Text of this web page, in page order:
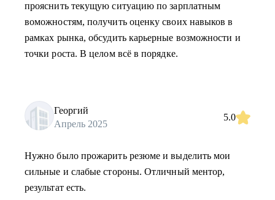
прояснить текущую ситуацию по зарплатным
воможностям, получить оценку своих навыков в
рамках рынка, обсудить карьерные возможности и
точки роста. В целом всё в порядке.
Георгий
Апрель 2025
5.0
Нужно было прожарить резюме и выделить мои
сильные и слабые стороны. Отличный ментор,
результат есть.